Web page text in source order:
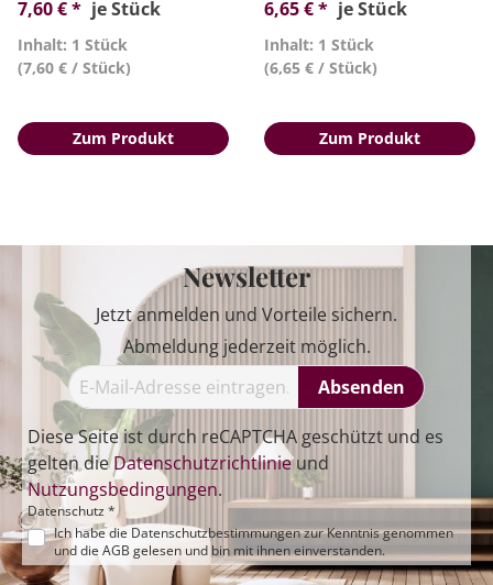
7,60 € * je Stück
Inhalt: 1 Stück
(7,60 € / Stück)
Zum Produkt
6,65 € * je Stück
Inhalt: 1 Stück
(6,65 € / Stück)
Zum Produkt
Newsletter
Jetzt anmelden und Vorteile sichern.
Abmeldung jederzeit möglich.
Absenden
Diese Seite ist durch reCAPTCHA geschützt und es
gelten dieDatenschutzrichtlinieund
Nutzungsbedingungen.
Datenschutz *
Ich habe die Datenschutzbestimmungenzur Kenntnis genommen
und die AGB gelesen und bin mit ihnen einverstanden.